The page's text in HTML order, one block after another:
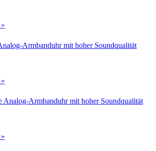
Armbanduhr mit hoher Soundqualität
Analog-Armbanduhr mit hoher Soundqualität